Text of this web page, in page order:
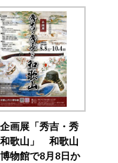
画展「秀吉・秀
歌山」 和歌山
物館で8月8日か